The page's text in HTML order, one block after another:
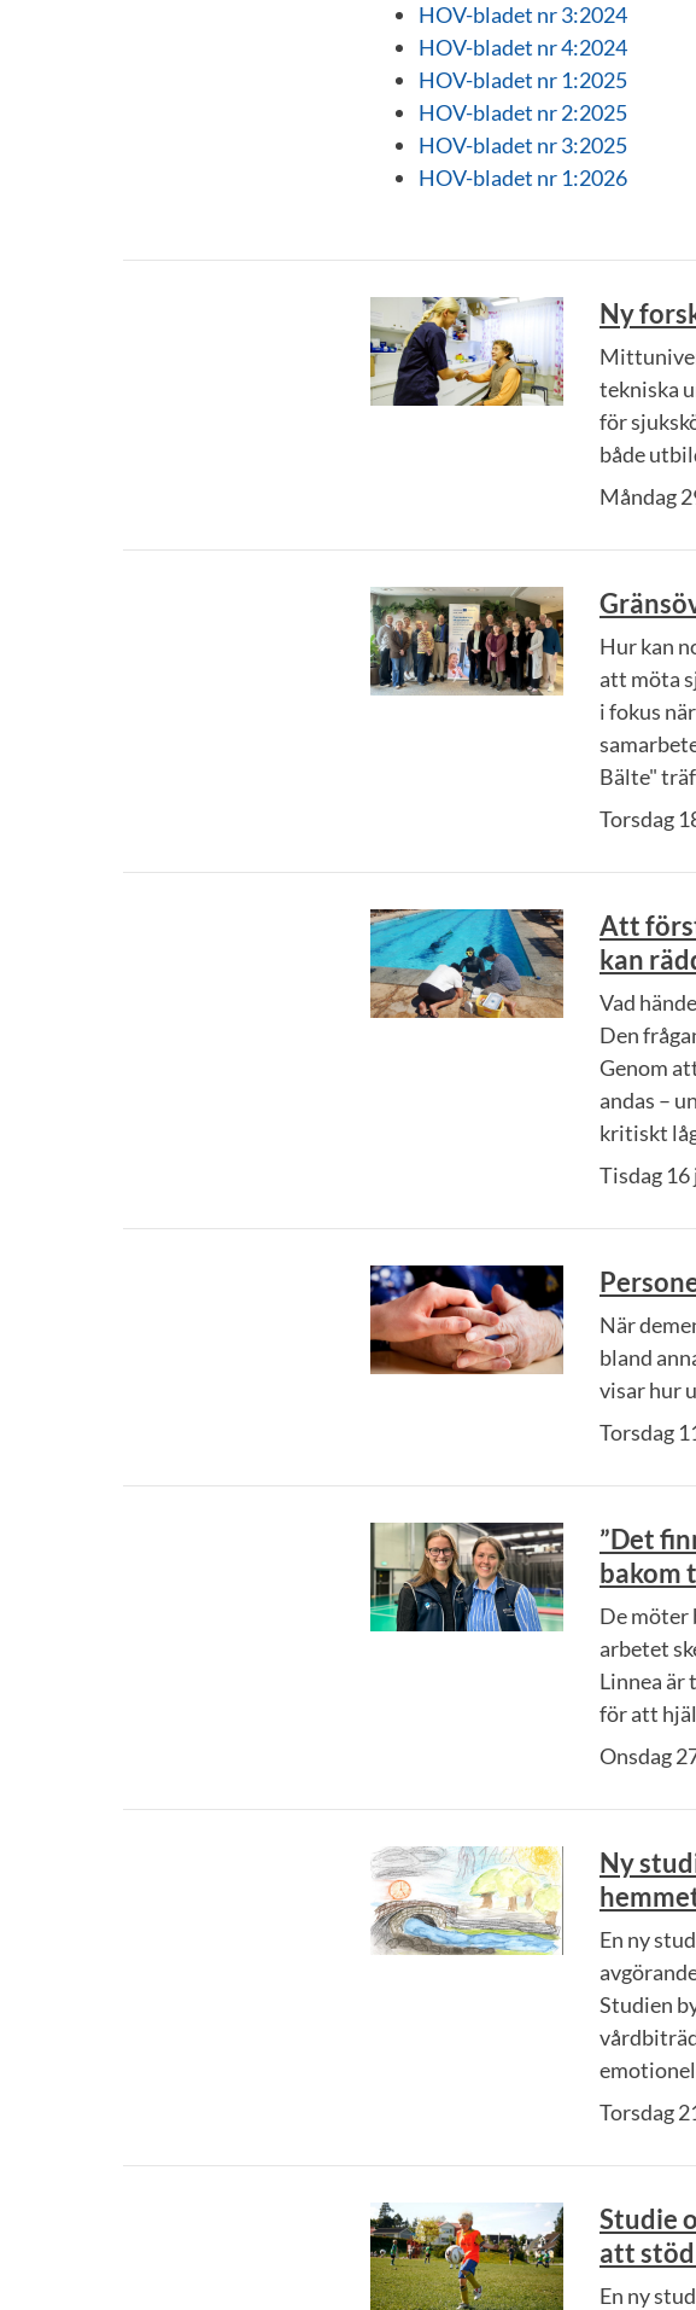
HOV-bladet nr 3:2024
HOV-bladet nr 4:2024
HOV-bladet nr 1:2025
HOV-bladet nr 2:2025
HOV-bladet nr 3:2025
HOV-bladet nr 1:2026
Ny
tekniska
för
både
Måndag
Hur kan
att möta
i fokus
Bälte"
Torsdag
Att
kan
Vad
Den
Genom
andas –
kritiskt
Tisdag
När
bland
visar hur
Torsdag
”Det
bakom
De möter
arbetet
Linnea är
för att
Onsdag
Ny
En ny
Studien
Torsdag
Studie
att
En ny